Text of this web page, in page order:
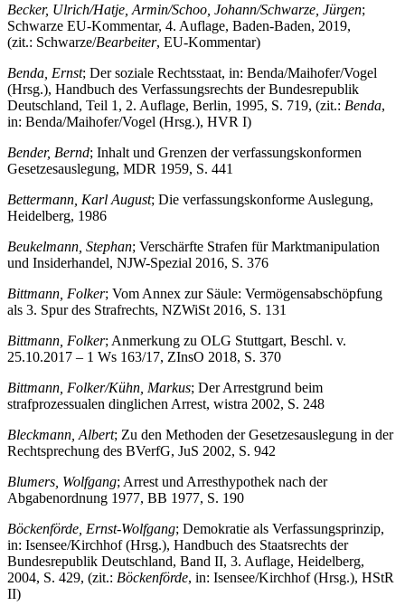
Becker, Ulrich/Hatje, Armin/Schoo, Johann/Schwarze, Jürgen;
Schwarze EU-Kommentar, 4. Auflage, Baden-Baden, 2019,
(zit.: Schwarze/Bearbeiter, EU-Kommentar)
Benda, Ernst; Der soziale Rechtsstaat, in: Benda/Maihofer/Vogel
(Hrsg.), Handbuch des Verfassungsrechts der Bundesrepublik
Deutschland, Teil 1, 2. Auflage, Berlin, 1995, S. 719, (zit.: Benda,
in: Benda/Maihofer/Vogel (Hrsg.), HVR I)
Bender, Bernd; Inhalt und Grenzen der verfassungskonformen
Gesetzesauslegung, MDR 1959, S. 441
Bettermann, Karl August; Die verfassungskonforme Auslegung,
Heidelberg, 1986
Beukelmann, Stephan; Verschärfte Strafen für Marktmanipulation
und Insiderhandel, NJW-Spezial 2016, S. 376
Bittmann, Folker; Vom Annex zur Säule: Vermögensabschöpfung
als 3. Spur des Strafrechts, NZWiSt 2016, S. 131
Bittmann, Folker; Anmerkung zu OLG Stuttgart, Beschl. v.
25.10.2017 – 1 Ws 163/17, ZInsO 2018, S. 370
Bittmann, Folker/Kühn, Markus; Der Arrestgrund beim
strafprozessualen dinglichen Arrest, wistra 2002, S. 248
Bleckmann, Albert; Zu den Methoden der Gesetzesauslegung in der
Rechtsprechung des BVerfG, JuS 2002, S. 942
Blumers, Wolfgang; Arrest und Arresthypothek nach der
Abgabenordnung 1977, BB 1977, S. 190
Böckenförde, Ernst-Wolfgang; Demokratie als Verfassungsprinzip,
in: Isensee/Kirchhof (Hrsg.), Handbuch des Staatsrechts der
Bundesrepublik Deutschland, Band II, 3. Auflage, Heidelberg,
2004, S. 429, (zit.: Böckenförde, in: Isensee/Kirchhof (Hrsg.), HStR
II)